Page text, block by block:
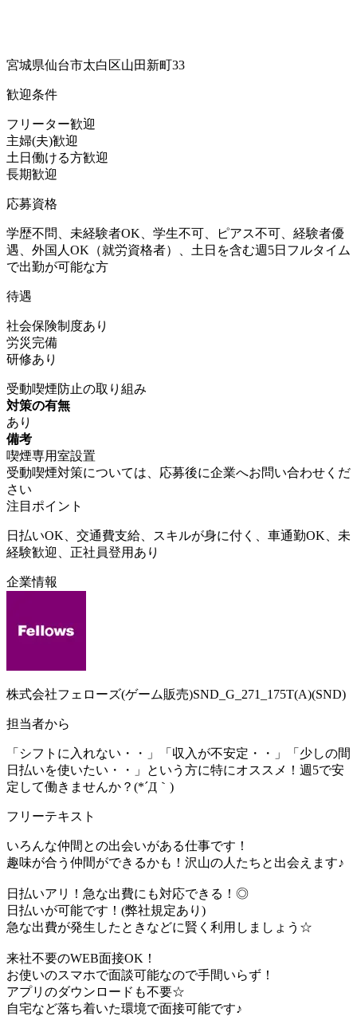
宮城県仙台市太白区山田新町33
歓迎条件
フリーター歓迎
主婦(夫)歓迎
土日働ける方歓迎
長期歓迎
応募資格
学歴不問、未経験者OK、学生不可、ピアス不可、経験者優
遇、外国人OK（就労資格者）、土日を含む週5日フルタイム
で出勤が可能な方
待遇
社会保険制度あり
労災完備
研修あり
受動喫煙防止の取り組み
対策の有無
あり
備考
喫煙専用室設置
受動喫煙対策については、応募後に企業へお問い合わせくだ
さい
注目ポイント
日払いOK、交通費支給、スキルが身に付く、車通勤OK、未
経験歓迎、正社員登用あり
企業情報
株式会社フェローズ(ゲーム販売)SND_G_271_175T(A)(SND)
担当者から
「シフトに入れない・・」「収入が不安定・・」「少しの間
日払いを使いたい・・」という方に特にオススメ！週5で安
定して働きませんか？(*´Д｀)
フリーテキスト
いろんな仲間との出会いがある仕事です！
趣味が合う仲間ができるかも！沢山の人たちと出会えます♪
日払いアリ！急な出費にも対応できる！◎
日払いが可能です！(弊社規定あり)
急な出費が発生したときなどに賢く利用しましょう☆
来社不要のWEB面接OK！
お使いのスマホで面談可能なので手間いらず！
アプリのダウンロードも不要☆
自宅など落ち着いた環境で面接可能です♪